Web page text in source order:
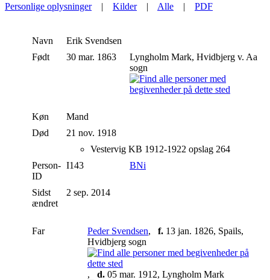
Personlige oplysninger| Kilder| Alle | PDF
Navn Erik Svendsen
Født
30 mar. 1863
Lyngholm Mark, Hvidbjerg v. Aa
sogn
Køn
Mand
Død
21 nov. 1918
Vestervig KB 1912-1922 opslag 264
Person-
ID
I143 BNi
Sidst
ændret
2 sep. 2014
Far Peder Svendsen, f. 13 jan. 1826, Spails,
Hvidbjerg sogn
, d. 05 mar. 1912, Lyngholm Mark